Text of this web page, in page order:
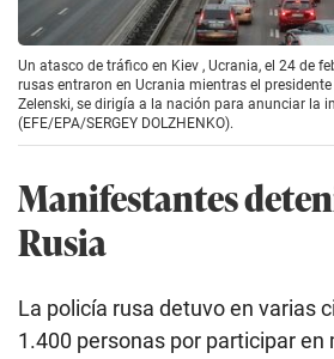
Un atasco de tráfico en Kiev , Ucrania, el 24 de
rusas entraron en Ucrania mientras el
Zelenski, se dirigía a la nación para anunciar la
(EFE/EPA/SERGEY DOLZHENKO).
Manifestantes
Rusia
La policía rusa detuvo en varias
1.400 personas por participar